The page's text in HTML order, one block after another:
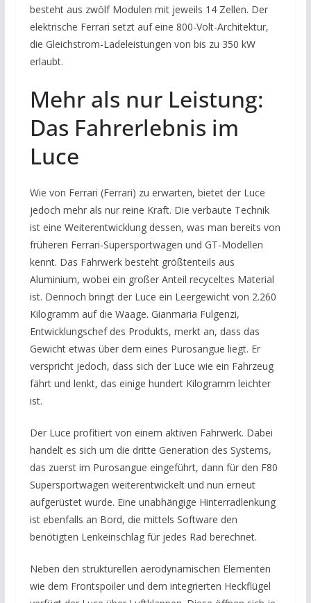
besteht aus zwölf Modulen mit jeweils 14 Zellen. Der
elektrische Ferrari setzt auf eine 800-Volt-Architektur,
die Gleichstrom-Ladeleistungen von bis zu 350 kW
erlaubt.
Mehr als nur Leistung:
Das Fahrerlebnis im
Luce
Wie von Ferrari (Ferrari) zu erwarten, bietet der Luce
jedoch mehr als nur reine Kraft. Die verbaute Technik
ist eine Weiterentwicklung dessen, was man bereits von
früheren Ferrari-Supersportwagen und GT-Modellen
kennt. Das Fahrwerk besteht größtenteils aus
Aluminium, wobei ein großer Anteil recyceltes Material
ist. Dennoch bringt der Luce ein Leergewicht von 2.260
Kilogramm auf die Waage. Gianmaria Fulgenzi,
Entwicklungschef des Produkts, merkt an, dass das
Gewicht etwas über dem eines Purosangue liegt. Er
verspricht jedoch, dass sich der Luce wie ein Fahrzeug
fährt und lenkt, das einige hundert Kilogramm leichter
ist.
Der Luce profitiert von einem aktiven Fahrwerk. Dabei
handelt es sich um die dritte Generation des Systems,
das zuerst im Purosangue eingeführt, dann für den F80
Supersportwagen weiterentwickelt und nun erneut
aufgerüstet wurde. Eine unabhängige Hinterradlenkung
ist ebenfalls an Bord, die mittels Software den
benötigten Lenkeinschlag für jedes Rad berechnet.
Neben den strukturellen aerodynamischen Elementen
wie dem Frontspoiler und dem integrierten Heckflügel